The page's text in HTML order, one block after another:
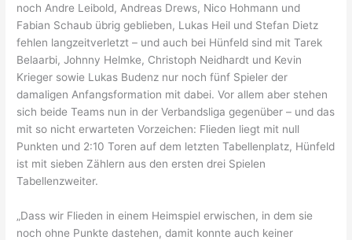
noch Andre Leibold, Andreas Drews, Nico Hohmann und
Fabian Schaub übrig geblieben, Lukas Heil und Stefan Dietz
fehlen langzeitverletzt – und auch bei Hünfeld sind mit Tarek
Belaarbi, Johnny Helmke, Christoph Neidhardt und Kevin
Krieger sowie Lukas Budenz nur noch fünf Spieler der
damaligen Anfangsformation mit dabei. Vor allem aber stehen
sich beide Teams nun in der Verbandsliga gegenüber – und das
mit so nicht erwarteten Vorzeichen: Flieden liegt mit null
Punkten und 2:10 Toren auf dem letzten Tabellenplatz, Hünfeld
ist mit sieben Zählern aus den ersten drei Spielen
Tabellenzweiter.
„Dass wir Flieden in einem Heimspiel erwischen, in dem sie
noch ohne Punkte dastehen, damit konnte auch keiner